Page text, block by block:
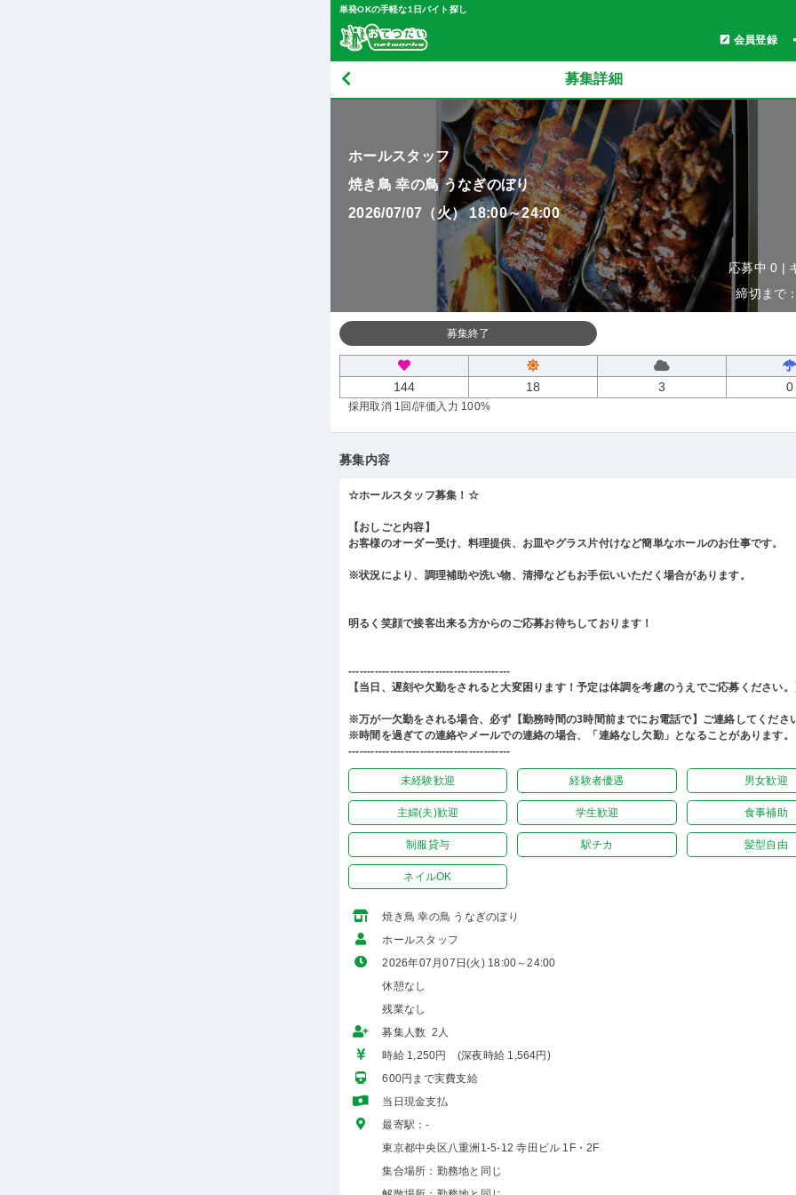
単発OKの手軽な1日バイト探し
会員登録
募集詳細
ホールスタッフ
焼き鳥 幸の鳥 うなぎのぼり
2026/07/07（火） 18:00～24:00
応募中 0 |
締切まで
募集終了
144 18 3 0
採用取消 1回 /評価入力 100%
募集内容
☆ホールスタッフ募集！☆
【おしごと内容】
お客様のオーダー受け、料理提供、お皿やグラス片付けなど簡単なホールのお仕事です。
※状況により、調理補助や洗い物、清掃などもお手伝いいただく場合があります。
明るく笑顔で接客出来る方からのご応募お待ちしております！
-------------------------------------------
【当日、遅刻や欠勤をされると大変困ります！予定は体調を考慮のうえでご応募ください
※万が一欠勤をされる場合、必ず【勤務時間の3時間前までにお電話で】ご連絡してくださ
※時間を過ぎての連絡やメールでの連絡の場合、「連絡なし欠勤」となることがあります。
-------------------------------------------
未経験歓迎 経験者優遇 男女歓迎
主婦(夫)歓迎 学生歓迎 食事補助
制服貸与 駅チカ 髪型自由
ネイルOK
焼き鳥 幸の鳥 うなぎのぼり
ホールスタッフ
2026年07月07日(火) 18:00～24:00
休憩なし
残業なし
募集人数 2人
時給 1,250円 (深夜時給 1,564円)
600円まで実費支給
当日現金支払
最寄駅：-
東京都中央区八重洲1-5-12 寺田ビル 1F・2F
集合場所：勤務地と同じ